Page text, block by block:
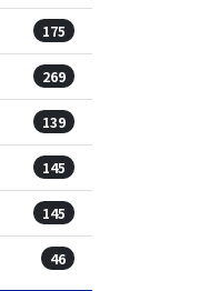
175
269
139
145
145
46